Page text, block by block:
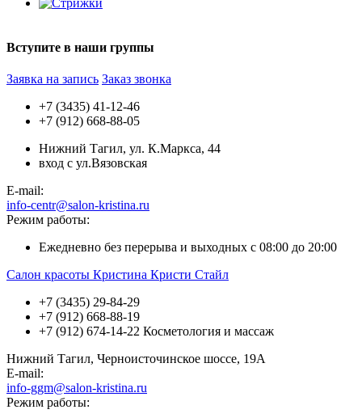
Вступите в наши группы
Заявка на запись Заказ звонка
+7 (3435) 41-12-46
+7 (912) 668-88-05
Нижний Тагил, ул. К.Маркса, 44
вход с ул.Вязовская
E-mail:
info-centr@salon-kristina.ru
Режим работы:
Ежедневно без перерыва и выходных с 08:00 до 20:00
Салон красоты Кристина Кристи Стайл
+7 (3435) 29-84-29
+7 (912) 668-88-19
+7 (912) 674-14-22 Косметология и массаж
Нижний Тагил, Черноисточинское шоссе, 19А
E-mail:
info-ggm@salon-kristina.ru
Режим работы: